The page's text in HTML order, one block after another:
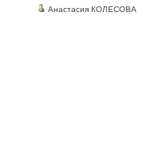
Анастасия КОЛЕСОВА